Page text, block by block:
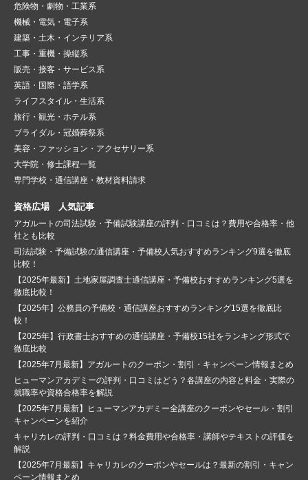
危険物・劇物・工業系
機械・電気・電子系
建築・土木・インテリア系
工事・重機・操縦系
販売・接客・サービス系
英語・国際・語学系
ライフスタイル・生活系
旅行・観光・ホテル系
ブライダル・冠婚葬祭系
美容・ファッション・アクセサリー系
大学院・修士課程一覧
専門学校・通信講座・教材資料請求
資格広場 人気記事
アガルートの司法試験・予備試験講座の評判・口コミは？費用や合格率・他
社とも比較
司法試験・予備試験の通信講座・予備校人気おすすめランキング9選を徹底
比較！
【2025年最新】土地家屋調査士通信講座・予備校おすすめランキング5選を
徹底比較！
【2025年】公務員の予備校・通信講座おすすめランキング15選を徹底比
較！
【2025年】行政書士おすすめの通信講座・予備校15社をランキング形式で
徹底比較
【2025年7月最新】アガルートのクーポン・割引・キャンペーン情報まとめ
ヒューマンアカデミーの評判・口コミはどう？各講座の内容と料金・実際の
就職率や資格合格率を解説
【2025年7月最新】ヒューマンアカデミー全講座のクーポンやセール・割引
キャンペーンを紹介
キャリカレの評判・口コミは？料金費用や合格率・講師やテキストの評価を
解説
【2025年7月最新】キャリカレのクーポンやセールは？最新の割引・キャン
ペーン情報まとめ